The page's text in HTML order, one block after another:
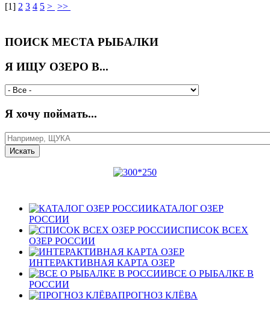
[1] 2 3 4 5 > >>
ПОИСК МЕСТА РЫБАЛКИ
Я ИЩУ ОЗЕРО В...
Я хочу поймать...
КАТАЛОГ ОЗЕР
РОССИИ
СПИСОК ВСЕХ
ОЗЕР РОССИИ
ИНТЕРАКТИВНАЯ КАРТА ОЗЕР
ВСЕ О РЫБАЛКЕ В
РОССИИ
ПРОГНОЗ КЛЁВА